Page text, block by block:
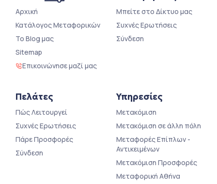
Αρχική
Κατάλογος Μεταφορικών
Το Blog μας
Sitemap
Επικοινώνησε μαζί μας
Μπείτε στο Δίκτυο μας
Συχνές Ερωτήσεις
Σύνδεση
Πελάτες
Πώς Λειτουργεί
Συχνές Ερωτήσεις
Πάρε Προσφορές
Σύνδεση
Υπηρεσίες
Μετακόμιση
Μετακόμιση σε άλλη πόλη
Μεταφορές Επίπλων -
Αντικειμένων
Μετακόμιση Προσφορές
Μεταφορική Αθήνα